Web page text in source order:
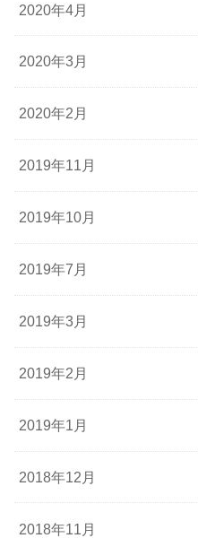
2020年4月
2020年3月
2020年2月
2019年11月
2019年10月
2019年7月
2019年3月
2019年2月
2019年1月
2018年12月
2018年11月